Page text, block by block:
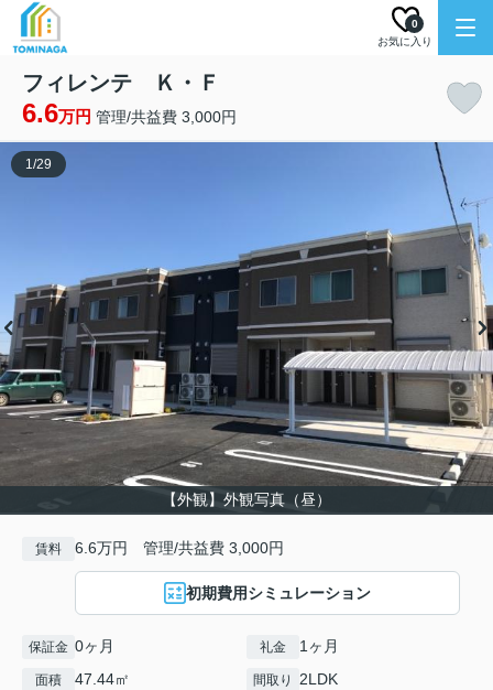
お気に入り
0
フィレンテ Ｋ・Ｆ
6.6万円 管理/共益費 3,000円
【外観】外観写真（昼）
1/29
賃料 6.6万円 管理/共益費 3,000円
初期費用シミュレーション
保証金 0ヶ月 礼金 1ヶ月
面積 47.44㎡ 間取り 2LDK